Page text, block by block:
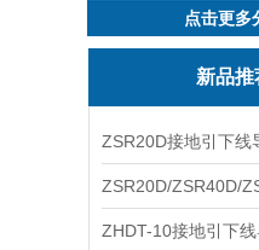
点击更多
新品推
ZSR20D接地引下线
ZHDT-10接地引下